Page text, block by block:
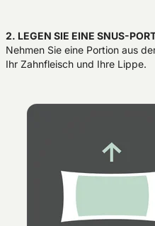
2. LEGEN SIE EINE SNUS-
Nehmen Sie eine Portion aus
Ihr Zahnfleisch und Ihre Lippe.